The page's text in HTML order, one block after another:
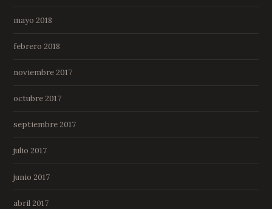
mayo 2018
febrero 2018
noviembre 2017
octubre 2017
septiembre 2017
julio 2017
junio 2017
abril 2017